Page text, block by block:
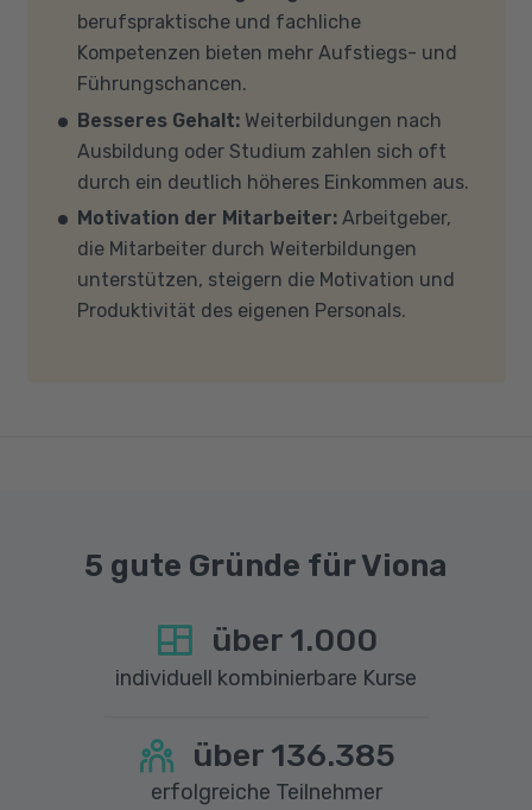
teilnehmen, empfehlen wir PCs oder Laptops
mit Windows 10 oder Windows 11, mindestens 8
GB Arbeitsspeicher (RAM) und einem aktuellen
Mehrkern-Prozessor (CPU). Der Unterricht
findet in Microsoft Teams statt. Bitte achten
Sie darauf, dass Ihre Sicherheitsprogramme
und -einstellungen (Anti-Viren-Programme,
Firewalls etc.) die Verbindung mit MS Teams
nicht blockieren. Bitte beachten Sie außerdem,
dass für eine reibungslose Übertragung eine
berufspraktische und fachliche
Kompetenzen bieten mehr Aufstiegs- und
Führungschancen.
Besseres Gehalt: Weiterbildungen nach
Ausbildung oder Studium zahlen sich oft
durch ein deutlich höheres Einkommen aus.
Motivation der Mitarbeiter: Arbeitgeber,
die Mitarbeiter durch Weiterbildungen
unterstützen, steigern die Motivation und
Produktivität des eigenen Personals.
5 gute Gründe für Viona
über 1.000
individuell kombinierbare Kurse
über 136.385
erfolgreiche Teilnehmer